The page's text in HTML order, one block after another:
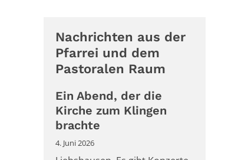
Nachrichten aus der
Pfarrei und dem
Pastoralen Raum
Ein Abend, der die
Kirche zum Klingen
brachte
4. Juni 2026